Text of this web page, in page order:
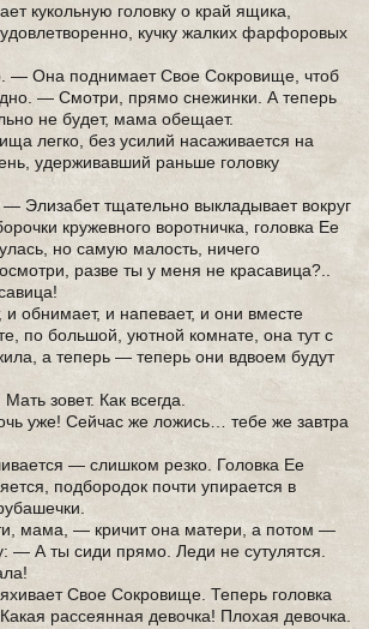
кукольную головку о край ящика,
кучку жалких фарфоровых
— Она поднимает Свое Сокровище, чтоб
— Смотри, прямо снежинки. А теперь
не будет, мама обещает.
легко, без усилий насаживается на
удерживавший раньше головку
Элизабет тщательно выкладывает вокруг
кружевного воротничка, головка Ее
но самую малость, ничего
разве ты у меня не красавица?..
и обнимает, и напевает, и они вместе
по большой, уютной комнате, она тут с
а теперь — теперь они вдвоем будут
зовет. Как всегда.
уже! Сейчас же ложись… тебе же завтра
— слишком резко. Головка Ее
подбородок почти упирается в
мама, — кричит она матери, а потом —
— А ты сиди прямо. Леди не сутулятся.
Свое Сокровище. Теперь головка
рассеянная девочка! Плохая девочка.